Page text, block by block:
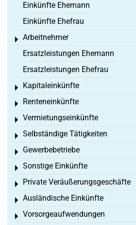
Einkünfte Ehemann
Einkünfte Ehefrau
Arbeitnehmer
Toggle menu
Ersatzleistungen Ehemann
Ersatzleistungen Ehefrau
Kapitaleinkünfte
Toggle menu
Renteneinkünfte
Toggle menu
Vermietungseinkünfte
Toggle menu
Selbständige Tätigkeiten
Toggle menu
Gewerbebetriebe
Toggle menu
Sonstige Einkünfte
Toggle menu
Private Veräußerungsgeschäfte
Toggle menu
Ausländische Einkünfte
Toggle menu
Vorsorgeaufwendungen
Toggle menu